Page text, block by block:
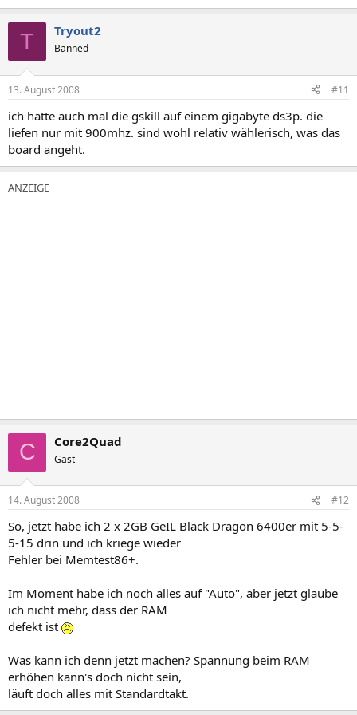
T Tryout2
Banned
13. August 2008 #11
ich hatte auch mal die gskill auf einem gigabyte ds3p. die
liefen nur mit 900mhz. sind wohl relativ wählerisch, was das
board angeht.
C Core2Quad
Gast
14. August 2008 #12
So, jetzt habe ich 2 x 2GB GeIL Black Dragon 6400er mit 5-5-
5-15 drin und ich kriege wieder
Fehler bei Memtest86+.
Im Moment habe ich noch alles auf "Auto", aber jetzt glaube
ich nicht mehr, dass der RAM
defekt ist
Was kann ich denn jetzt machen? Spannung beim RAM
erhöhen kann's doch nicht sein,
läuft doch alles mit Standardtakt.